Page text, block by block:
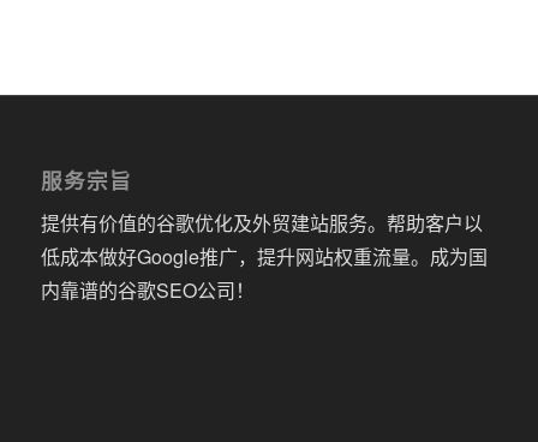
服务宗旨
提供有价值的谷歌优化及外贸建站服务。帮助客户以
低成本做好Google推广，提升网站权重流量。成为国
内靠谱的谷歌SEO公司！